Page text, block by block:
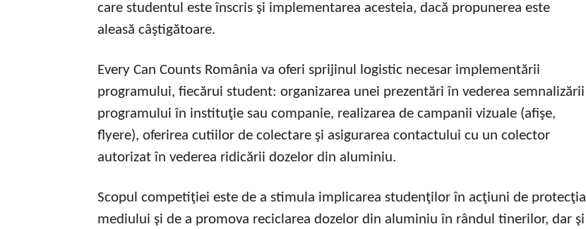
care studentul este înscris şi implementarea acesteia, dacă propunerea este
aleasă câştigătoare.
Every Can Counts România va oferi sprijinul logistic necesar implementării
programului, fiecărui student: organizarea unei prezentări în vederea semnalizării
programului în instituţie sau companie, realizarea de campanii vizuale (afişe,
flyere), oferirea cutiilor de colectare şi asigurarea contactului cu un colector
autorizat în vederea ridicării dozelor din aluminiu.
Scopul competiţiei este de a stimula implicarea studenţilor în acţiuni de protecţia
mediului şi de a promova reciclarea dozelor din aluminiu în rândul tinerilor, dar şi